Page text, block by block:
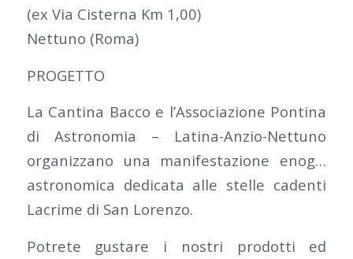
(ex Via Cisterna Km 1,00)
Nettuno (Roma)
PROGETTO
La Cantina Bacco e l’Associazione Pontina
di Astronomia – Latina-Anzio-Nettuno
organizzano una manifestazione enog…
astronomica dedicata alle stelle cadenti
Lacrime di San Lorenzo.
Potrete gustare i nostri prodotti ed